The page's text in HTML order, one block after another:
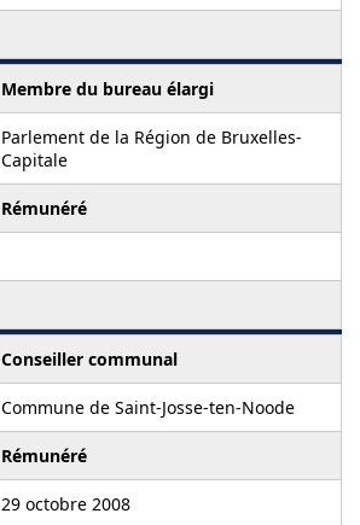
Membre du bureau élargi
Parlement de la Région de Bruxelles-
Capitale
Rémunéré
Conseiller communal
Commune de Saint-Josse-ten-Noode
Rémunéré
29 octobre 2008